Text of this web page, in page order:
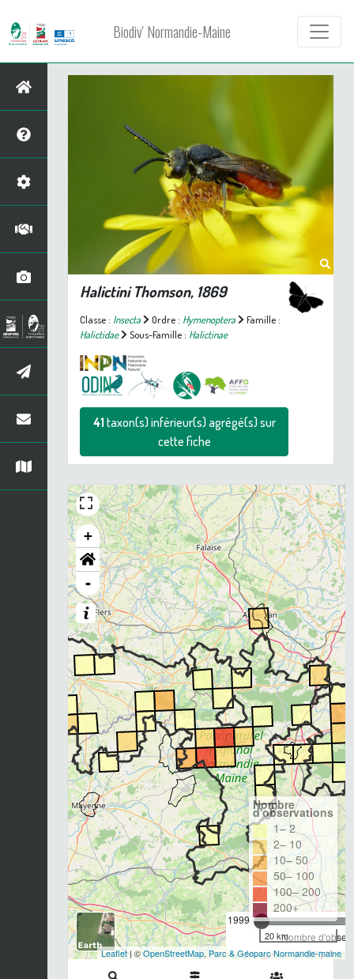
Biodiv' Normandie-Maine
Halictini Thomson, 1869
Classe : Insecta Ordre : Hymenoptera
Famille :
Halictidae
Sous-Famille : Halictinae
41 taxon(s) inférieur(s) agrégé(s) sur
cette fiche
+
-
1999
Nombre
Nombre
d'observations
1– 2
2– 10
10– 50
50– 100
100– 200
200+
20 km
Leaflet| ©OpenStreetMap, Parc & Géoparc Normandie-maine